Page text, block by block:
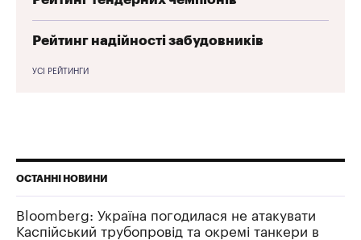
Рейтинг надійності забудовників
УСІ РЕЙТИНГИ
ОСТАННІ НОВИНИ
Bloomberg: Україна погодилася не атакувати
Каспійський трубопровід та окремі танкери в